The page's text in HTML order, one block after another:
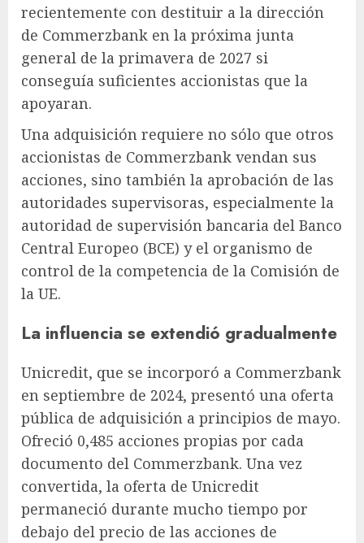
recientemente con destituir a la dirección
de Commerzbank en la próxima junta
general de la primavera de 2027 si
conseguía suficientes accionistas que la
apoyaran.
Una adquisición requiere no sólo que otros
accionistas de Commerzbank vendan sus
acciones, sino también la aprobación de las
autoridades supervisoras, especialmente la
autoridad de supervisión bancaria del Banco
Central Europeo (BCE) y el organismo de
control de la competencia de la Comisión de
la UE.
La influencia se extendió gradualmente
Unicredit, que se incorporó a Commerzbank
en septiembre de 2024, presentó una oferta
pública de adquisición a principios de mayo.
Ofreció 0,485 acciones propias por cada
documento del Commerzbank. Una vez
convertida, la oferta de Unicredit
permaneció durante mucho tiempo por
debajo del precio de las acciones de